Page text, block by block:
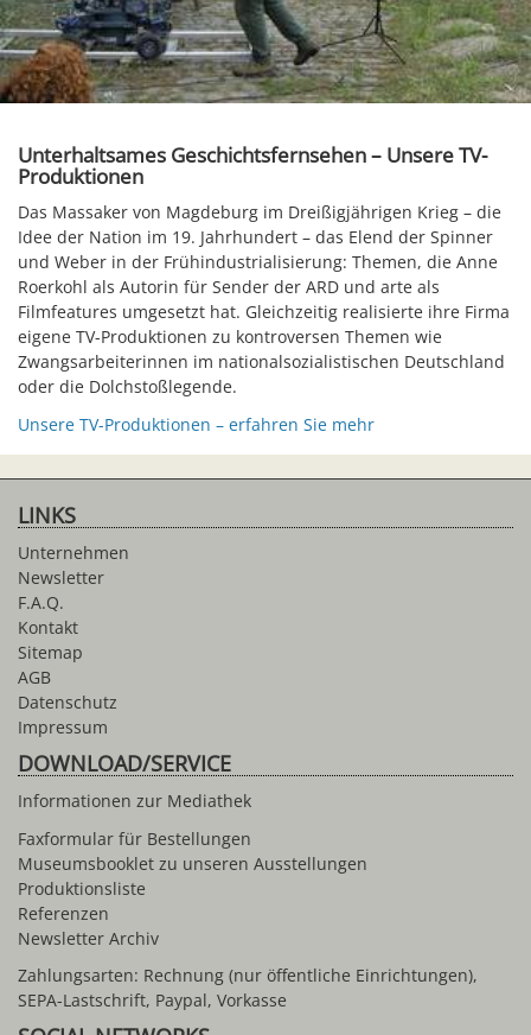
Unterhaltsames Geschichtsfernsehen – Unsere TV-
Produktionen
Das Massaker von Magdeburg im Dreißigjährigen Krieg – die
Idee der Nation im 19. Jahrhundert – das Elend der Spinner
und Weber in der Frühindustrialisierung: Themen, die Anne
Roerkohl als Autorin für Sender der ARD und arte als
Filmfeatures umgesetzt hat. Gleichzeitig realisierte ihre Firma
eigene TV-Produktionen zu kontroversen Themen wie
Zwangsarbeiterinnen im nationalsozialistischen Deutschland
oder die Dolchstoßlegende.
Unsere TV-Produktionen – erfahren Sie mehr
LINKS
Unternehmen
Newsletter
F.A.Q.
Kontakt
Sitemap
AGB
Datenschutz
Impressum
DOWNLOAD/SERVICE
Informationen zur Mediathek
Faxformular für Bestellungen
Museumsbooklet zu unseren Ausstellungen
Produktionsliste
Referenzen
Newsletter Archiv
Zahlungsarten: Rechnung (nur öffentliche Einrichtungen),
SEPA-Lastschrift, Paypal, Vorkasse